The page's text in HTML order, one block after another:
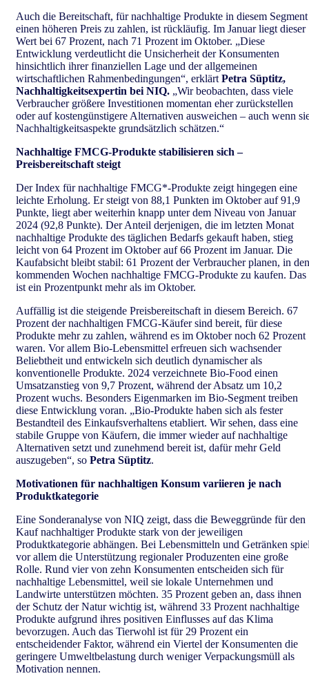
Auch die Bereitschaft, für nachhaltige Produkte in diesem Segment
einen höheren Preis zu zahlen, ist rückläufig. Im Januar liegt dieser
Wert bei 67 Prozent, nach 71 Prozent im Oktober. „Diese
Entwicklung verdeutlicht die Unsicherheit der Konsumenten
hinsichtlich ihrer finanziellen Lage und der allgemeinen
wirtschaftlichen Rahmenbedingungen“, erklärt Petra Süptitz,
Nachhaltigkeitsexpertin bei NIQ. „Wir beobachten, dass viele
Verbraucher größere Investitionen momentan eher zurückstellen
oder auf kostengünstigere Alternativen ausweichen – auch wenn
Nachhaltigkeitsaspekte grundsätzlich schätzen.“
Nachhaltige FMCG-Produkte stabilisieren sich –
Preisbereitschaft steigt
Der Index für nachhaltige FMCG*-Produkte zeigt hingegen eine
leichte Erholung. Er steigt von 88,1 Punkten im Oktober auf 91,9
Punkte, liegt aber weiterhin knapp unter dem Niveau von Januar
2024 (92,8 Punkte). Der Anteil derjenigen, die im letzten Monat
nachhaltige Produkte des täglichen Bedarfs gekauft haben, stieg
leicht von 64 Prozent im Oktober auf 66 Prozent im Januar. Die
Kaufabsicht bleibt stabil: 61 Prozent der Verbraucher planen, in den
kommenden Wochen nachhaltige FMCG-Produkte zu kaufen. Das
ist ein Prozentpunkt mehr als im Oktober.
Auffällig ist die steigende Preisbereitschaft in diesem Bereich. 67
Prozent der nachhaltigen FMCG-Käufer sind bereit, für diese
Produkte mehr zu zahlen, während es im Oktober noch 62 Prozent
waren. Vor allem Bio-Lebensmittel erfreuen sich wachsender
Beliebtheit und entwickeln sich deutlich dynamischer als
konventionelle Produkte. 2024 verzeichnete Bio-Food einen
Umsatzanstieg von 9,7 Prozent, während der Absatz um 10,2
Prozent wuchs. Besonders Eigenmarken im Bio-Segment treiben
diese Entwicklung voran. „Bio-Produkte haben sich als fester
Bestandteil des Einkaufsverhaltens etabliert. Wir sehen, dass eine
stabile Gruppe von Käufern, die immer wieder auf nachhaltige
Alternativen setzt und zunehmend bereit ist, dafür mehr Geld
auszugeben“, so Petra Süptitz.
Motivationen für nachhaltigen Konsum variieren je nach
Produktkategorie
Eine Sonderanalyse von NIQ zeigt, dass die Beweggründe für den
Kauf nachhaltiger Produkte stark von der jeweiligen
Produktkategorie abhängen. Bei Lebensmitteln und Getränken
vor allem die Unterstützung regionaler Produzenten eine große
Rolle. Rund vier von zehn Konsumenten entscheiden sich für
nachhaltige Lebensmittel, weil sie lokale Unternehmen und
Landwirte unterstützen möchten. 35 Prozent geben an, dass ihnen
der Schutz der Natur wichtig ist, während 33 Prozent nachhaltige
Produkte aufgrund ihres positiven Einflusses auf das Klima
bevorzugen. Auch das Tierwohl ist für 29 Prozent ein
entscheidender Faktor, während ein Viertel der Konsumenten die
geringere Umweltbelastung durch weniger Verpackungsmüll als
Motivation nennen.